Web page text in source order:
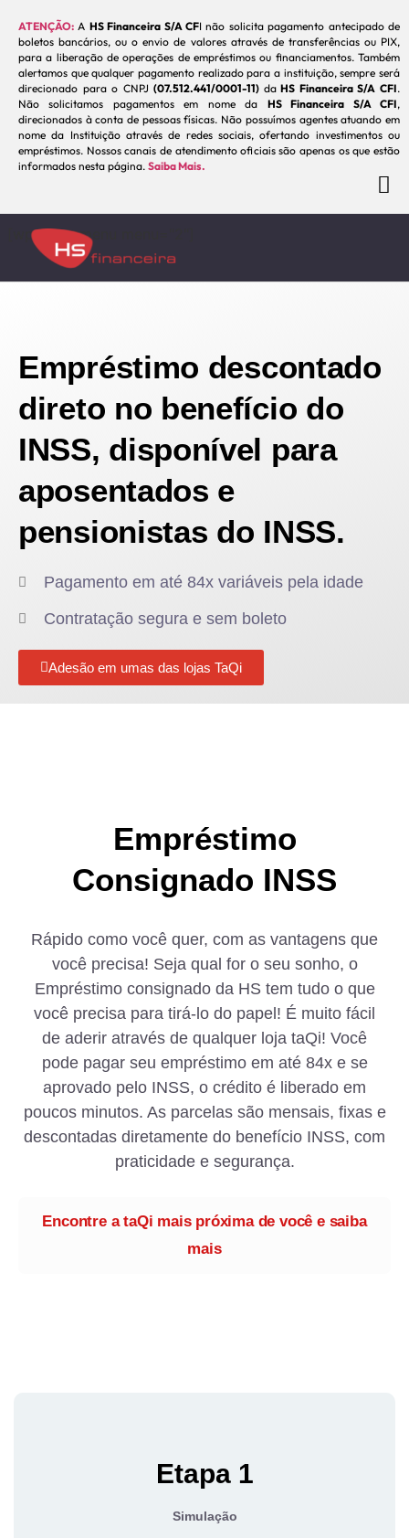
ATENÇÃO: A HS Financeira S/A CFI não solicita pagamento antecipado de
boletos bancários, ou o envio de valores através de transferências ou PIX,
para a liberação de operações de empréstimos ou financiamentos. Também
alertamos que qualquer pagamento realizado para a instituição, sempre será
direcionado para o CNPJ(07.512.441/0001-11) daHS Financeira S/A CFI.
Não solicitamos pagamentos em nome da HS Financeira S/A CFI,
direcionados à conta de pessoas físicas. Não possuímos agentes atuando em
nome da Instituição através de redes sociais, ofertando investimentos ou
empréstimos. Nossos canais de atendimento oficiais são apenas os que estão
informados nesta página. Saiba Mais.
[wp_megamenu menu="2"]
Empréstimo descontado
direto no benefício do
INSS, disponível para
aposentados e
pensionistas do INSS.
Pagamento em até 84x variáveis pela idade
Contratação segura e sem boleto
Adesão em umas das lojas TaQi​
Empréstimo
Consignado INSS
Rápido como você quer, com as vantagens que
você precisa! Seja qual for o seu sonho, o
Empréstimo consignado da HS tem tudo o que
você precisa para tirá-lo do papel! É muito fácil
de aderir através de qualquer loja taQi! Você
pode pagar seu empréstimo em até 84x e se
aprovado pelo INSS, o crédito é liberado em
poucos minutos. As parcelas são mensais, fixas e
descontadas diretamente do benefício INSS, com
praticidade e segurança.
Encontre a taQi mais próxima de você e saiba
mais
Etapa 1
Simulação